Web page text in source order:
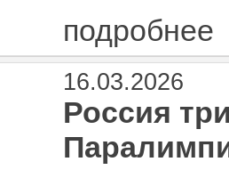
подробнее
16.03.2026
Россия